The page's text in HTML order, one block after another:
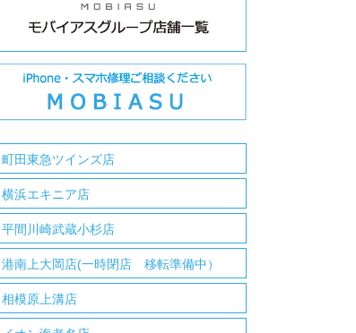
町田東急ツインズ店
横浜エキニア店
平間川崎武蔵小杉店
港南上大岡店(一時閉店 移転準備中）
相模原上溝店